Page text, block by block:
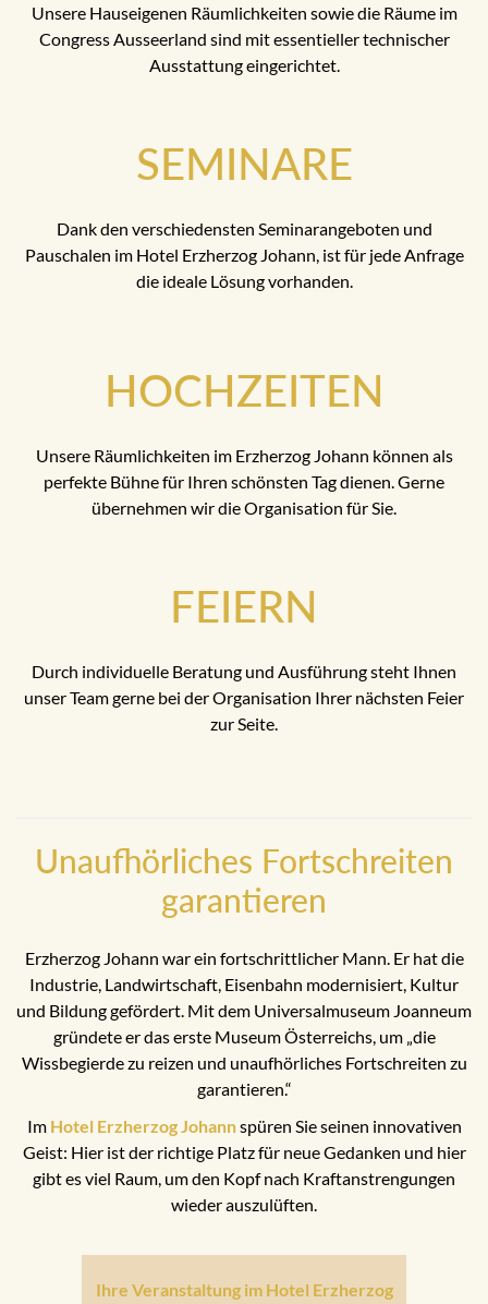
Unsere Hauseigenen Räumlichkeiten sowie die Räume im
Congress Ausseerland sind mit essentieller technischer
Ausstattung eingerichtet.
SEMINARE
Dank den verschiedensten Seminarangeboten und
Pauschalen im Hotel Erzherzog Johann, ist für jede Anfrage
die ideale Lösung vorhanden.
HOCHZEITEN
Unsere Räumlichkeiten im Erzherzog Johann können als
perfekte Bühne für Ihren schönsten Tag dienen. Gerne
übernehmen wir die Organisation für Sie.
FEIERN
Durch individuelle Beratung und Ausführung steht Ihnen
unser Team gerne bei der Organisation Ihrer nächsten Feier
zur Seite.
Unaufhörliches Fortschreiten
garantieren
Erzherzog Johann war ein fortschrittlicher Mann. Er hat die
Industrie, Landwirtschaft, Eisenbahn modernisiert, Kultur
und Bildung gefördert. Mit dem Universalmuseum Joanneum
gründete er das erste Museum Österreichs, um „die
Wissbegierde zu reizen und unaufhörliches Fortschreiten zu
garantieren.“
Im Hotel Erzherzog Johannspüren Sie seinen innovativen
Geist: Hier ist der richtige Platz für neue Gedanken und hier
gibt es viel Raum, um den Kopf nach Kraftanstrengungen
wieder auszulüften.
Ihre Veranstaltung im Hotel Erzherzog